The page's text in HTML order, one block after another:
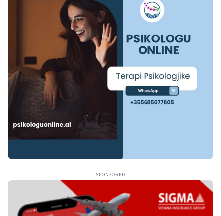
SPONSORED